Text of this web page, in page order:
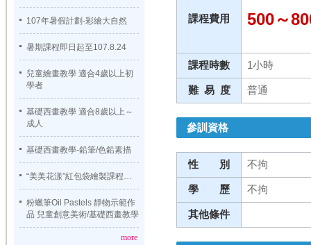
107年暑假計劃-彩繪大自然
暑期課程即日起至107.8.24
兒童繪畫教學 適合4歲以上初
學者
基礎西畫教學 適合8歲以上～
成人
基礎西畫教學-鉛筆/色鉛素描
“美美花漾”紅包袋繪製課程…
粉蠟筆Oil Pastels 靜物示範作
品 兒童創意美術/基礎西畫教學
more
課程費用 500～
課程時數 1小時
難 易 度 普通
參訓資格
性 別 不拘
學 歷 不拘
其他條件